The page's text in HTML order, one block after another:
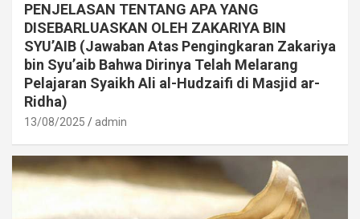
PENJELASAN TENTANG APA YANG
DISEBARLUASKAN OLEH ZAKARIYA BIN
SYU’AIB (Jawaban Atas Pengingkaran Zakariya
bin Syu’aib Bahwa Dirinya Telah Melarang
Pelajaran Syaikh Ali al-Hudzaifi di Masjid ar-
Ridha)
13/08/2025 admin